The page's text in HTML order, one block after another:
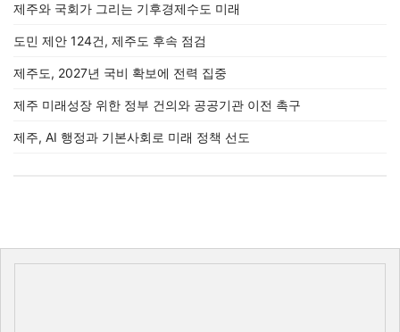
제주와 국회가 그리는 기후경제수도 미래
도민 제안 124건, 제주도 후속 점검
제주도, 2027년 국비 확보에 전력 집중
제주 미래성장 위한 정부 건의와 공공기관 이전 촉구
제주, AI 행정과 기본사회로 미래 정책 선도